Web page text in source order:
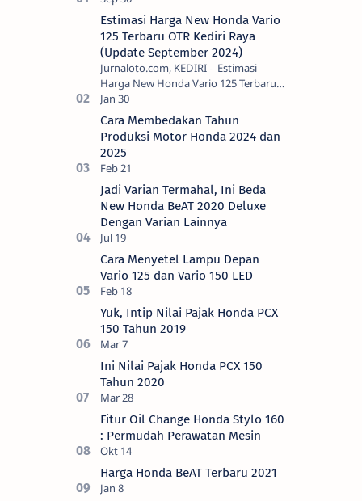
Estimasi Harga New Honda Vario
125 Terbaru OTR Kediri Raya
(Update September 2024)
Jurnaloto.com, KEDIRI - Estimasi
Harga New Honda Vario 125 Terbaru
OTR Kediri Raya (Update September
2024) Brosis sekalian, PT Astra Honda
Motor (AH…
Cara Membedakan Tahun
Produksi Motor Honda 2024 dan
2025
Jadi Varian Termahal, Ini Beda
New Honda BeAT 2020 Deluxe
Dengan Varian Lainnya
Cara Menyetel Lampu Depan
Vario 125 dan Vario 150 LED
Yuk, Intip Nilai Pajak Honda PCX
150 Tahun 2019
Ini Nilai Pajak Honda PCX 150
Tahun 2020
Fitur Oil Change Honda Stylo 160
: Permudah Perawatan Mesin
Harga Honda BeAT Terbaru 2021